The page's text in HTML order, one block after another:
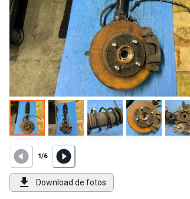
1/6
Download de fotos